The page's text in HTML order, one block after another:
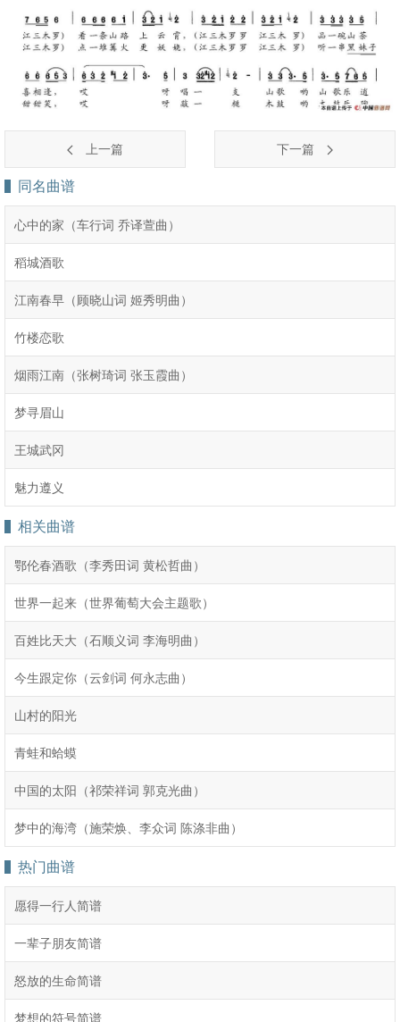
上一篇 下一篇
同名曲谱
心中的家（车行词 乔译萱曲）
稻城酒歌
江南春早（顾晓山词 姬秀明曲）
竹楼恋歌
烟雨江南（张树琦词 张玉霞曲）
梦寻眉山
王城武冈
魅力遵义
相关曲谱
鄂伦春酒歌（李秀田词 黄松哲曲）
世界一起来（世界葡萄大会主题歌）
百姓比天大（石顺义词 李海明曲）
今生跟定你（云剑词 何永志曲）
山村的阳光
青蛙和蛤蟆
中国的太阳（祁荣祥词 郭克光曲）
梦中的海湾（施荣焕、李众词 陈涤非曲）
热门曲谱
愿得一行人简谱
一辈子朋友简谱
怒放的生命简谱
梦想的符号简谱